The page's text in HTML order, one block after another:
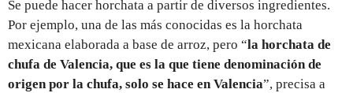
Se puede hacer horchata a partir de diversos ingredientes.
Por ejemplo, una de las más conocidas es la horchata
mexicana elaborada a base de arroz, pero “la horchata de
chufa de Valencia, que es la que tiene denominación de
origen por la chufa, solo se hace en Valencia”, precisa a